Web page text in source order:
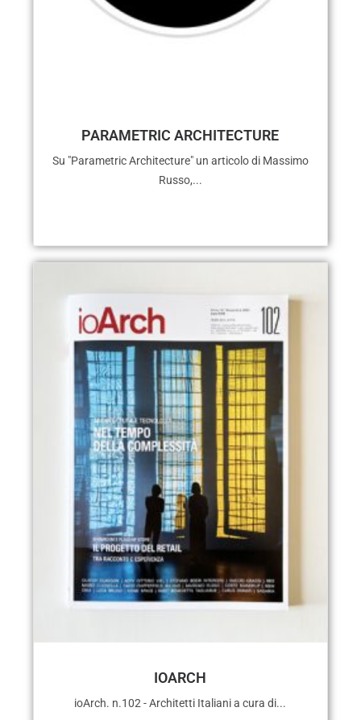
PARAMETRIC ARCHITECTURE
Su "Parametric Architecture" un articolo di Massimo
Russo,...
IOARCH
ioArch. n.102 - Architetti Italiani a cura di...